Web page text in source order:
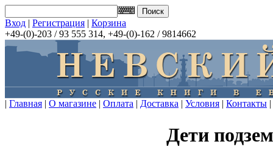
Вход | Регистрация | Корзина
+49-(0)-203 / 93 555 314, +49-(0)-162 / 9814662
| Главная | О магазине | Оплата | Доставка | Условия | Контакты |
Дети